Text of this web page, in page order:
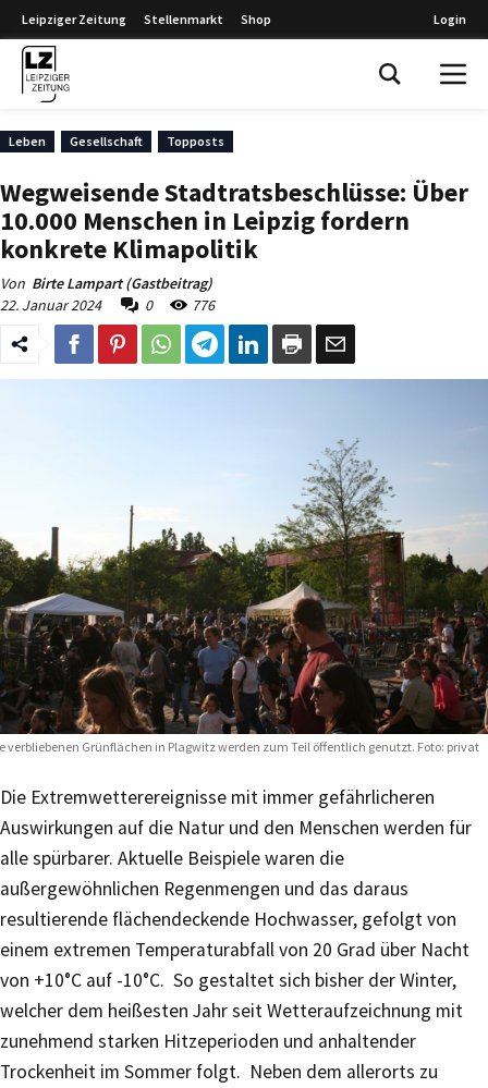
Leipziger Zeitung Stellenmarkt Shop Login
Leben Gesellschaft Topposts
Wegweisende Stadtratsbeschlüsse: Über
10.000 Menschen in Leipzig fordern
konkrete Klimapolitik
Von Birte Lampart (Gastbeitrag)
22. Januar 2024
0 776
verbliebenen Grünflächen in Plagwitz werden zum Teil öffentlich genutzt. Foto: privat
Die Extremwetterereignisse mit immer gefährlicheren
Auswirkungen auf die Natur und den Menschen werden für
alle spürbarer. Aktuelle Beispiele waren die
außergewöhnlichen Regenmengen und das daraus
resultierende flächendeckende Hochwasser, gefolgt von
einem extremen Temperaturabfall von 20 Grad über Nacht
von +10°C auf -10°C. So gestaltet sich bisher der Winter,
welcher dem heißesten Jahr seit Wetteraufzeichnung mit
zunehmend starken Hitzeperioden und anhaltender
Trockenheit im Sommer folgt. Neben dem allerorts zu